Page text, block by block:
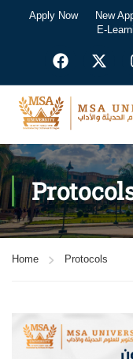
Apply Now New
E-
Home Protocols